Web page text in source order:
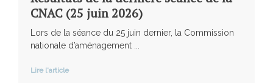
CNAC (25 juin 2026)
Lors de la séance du 25 juin dernier, la Commission
nationale d’aménagement ...
Lire l'article